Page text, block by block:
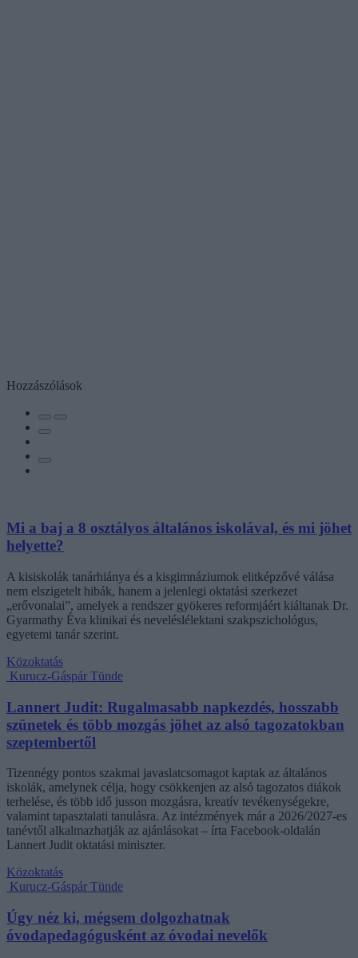
Hozzászólások
Mi a baj a 8 osztályos általános iskolával, és mi jöhet
helyette?
A kisiskolák tanárhiánya és a kisgimnáziumok elitképzővé válása
nem elszigetelt hibák, hanem a jelenlegi oktatási szerkezet
„erővonalai”, amelyek a rendszer gyökeres reformjáért kiáltanak Dr.
Gyarmathy Éva klinikai és neveléslélektani szakpszichológus,
egyetemi tanár szerint.
Közoktatás
Kurucz-Gáspár Tünde
Lannert Judit: Rugalmasabb napkezdés, hosszabb
szünetek és több mozgás jöhet az alsó tagozatokban
szeptembertől
Tizennégy pontos szakmai javaslatcsomagot kaptak az általános
iskolák, amelynek célja, hogy csökkenjen az alsó tagozatos diákok
terhelése, és több idő jusson mozgásra, kreatív tevékenységekre,
valamint tapasztalati tanulásra. Az intézmények már a 2026/2027-es
tanévtől alkalmazhatják az ajánlásokat – írta Facebook-oldalán
Lannert Judit oktatási miniszter.
Közoktatás
Kurucz-Gáspár Tünde
Úgy néz ki, mégsem dolgozhatnak
óvodapedagógusként az óvodai nevelők